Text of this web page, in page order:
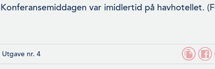
var imidlertid på havhotellet.
Utgave nr. 4